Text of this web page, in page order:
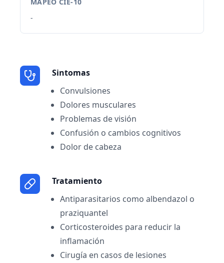
-
Sintomas
Convulsiones
Dolores musculares
Problemas de visión
Confusión o cambios cognitivos
Dolor de cabeza
Tratamiento
Antiparasitarios como albendazol o
praziquantel
Corticosteroides para reducir la
inflamación
Cirugía en casos de lesiones